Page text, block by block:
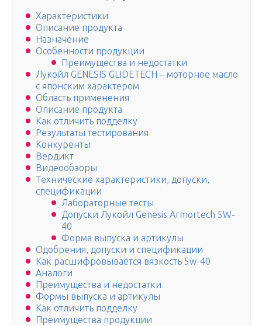
Характеристики
Описание продукта
Назначение
Особенности продукции
Преимущества и недостатки
Лукойл GENESIS GLIDETECH – моторное масло
с японским характером
Область применения
Описание продукта
Как отличить подделку
Результаты тестирования
Конкуренты
Вердикт
Видеообзоры
Технические характеристики, допуски,
спецификации
Лабораторные тесты
Допуски Лукойл Genesis Armortech 5W-
40
Форма выпуска и артикулы
Одобрения, допуски и спецификации
Как расшифровывается вязкость 5w-40
Аналоги
Преимущества и недостатки
Формы выпуска и артикулы
Как отличить подделку
Преимущества продукции